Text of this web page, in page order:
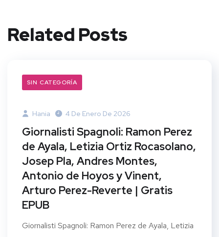
Related Posts
SIN CATEGORÍA
Hania 4 De Enero De 2026
Giornalisti Spagnoli: Ramon Perez
de Ayala, Letizia Ortiz Rocasolano,
Josep Pla, Andres Montes,
Antonio de Hoyos y Vinent,
Arturo Perez-Reverte | Gratis
EPUB
Giornalisti Spagnoli: Ramon Perez de Ayala, Letizia